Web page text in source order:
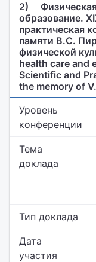
2)
образование.
практическая
памяти В.С.
физической
health care and
Scientific and
the memory of
Уровень
конференции
Тема
доклада
Тип доклада
Дата
участия